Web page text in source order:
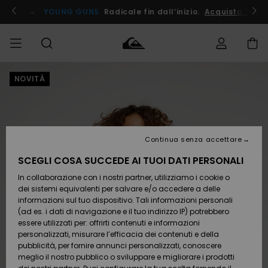
informazioni
prodotto
! YOUNG GUNS Radicale fin dall’inizio. Acquista Ora
UOMO
Accessori
Calzature
e
infradito
Surf /
Acqua
Accessori
Calzature
e
infradito
Surf /
Acqua
Nuovi
Da
Scoprire
Snow
SURF
Highlights
Comunità
SNOW
Uomo
Shop
Snow
Shop
Donna
OUTLET
Outlet
Donna
Spedizione
Pagamento
Buono regalo
Quiksilver
Freedom
NOVITÀ
SCEGLI COSA SUCCEDE AI TUOI DATI PERSONALI
In collaborazione con i nostri partner, utilizziamo i cookie o
dei sistemi equivalenti per salvare e/o accedere a delle
informazioni sul tuo dispositivo. Tali informazioni personali
(ad es. i dati di navigazione e il tuo indirizzo IP) potrebbero
essere utilizzati per: offrirti contenuti e informazioni
personalizzati, misurare l’efficacia dei contenuti e della
pubblicità, per fornire annunci personalizzati, conoscere
meglio il nostro pubblico o sviluppare e migliorare i prodotti
Continua senza accettare